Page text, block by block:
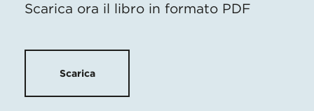
Scarica ora il libro in formato PDF
Scarica